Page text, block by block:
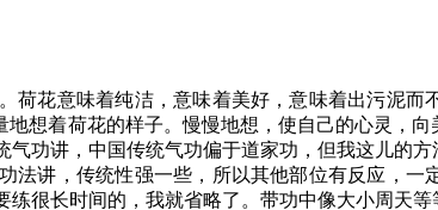
荷花意味着纯洁，意味着美好，意味着出污泥
想着荷花的样子。慢慢地想，使自己的心灵，
功讲，中国传统气功偏于道家功，但我这儿的
法讲，传统性强一些，所以其他部位有反应，
很长时间的，我就省略了。带功中像大小周天